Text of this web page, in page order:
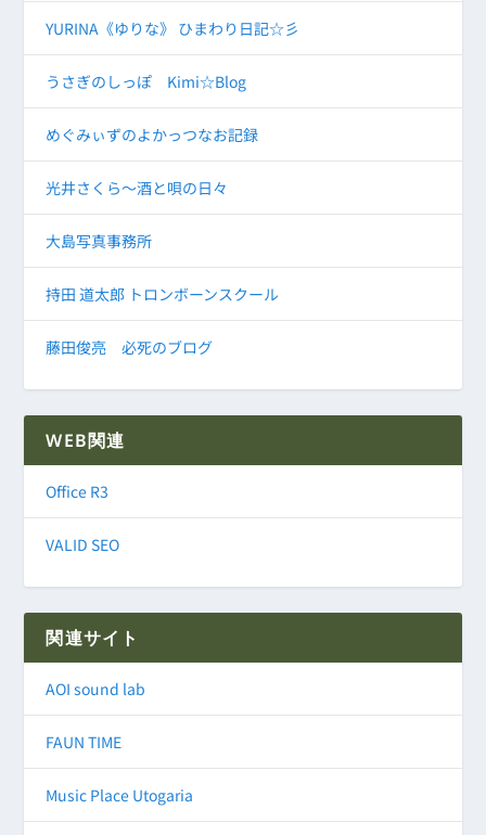
YURINA《ゆりな》 ひまわり日記☆彡
うさぎのしっぽ Kimi☆Blog
めぐみぃずのよかっつなお記録
光井さくら～酒と唄の日々
大島写真事務所
持田 道太郎 トロンボーンスクール
藤田俊亮 必死のブログ
WEB関連
Office R3
VALID SEO
関連サイト
AOI sound lab
FAUN TIME
Music Place Utogaria